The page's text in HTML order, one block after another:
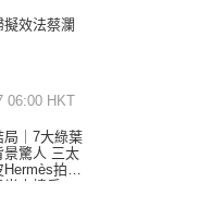
效法蔡瀾
06:00 HKT
局｜7大綠葉
景驚人 三太
拍劇
山樓后